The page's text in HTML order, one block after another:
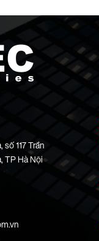
117 Trần
TP Hà Nội